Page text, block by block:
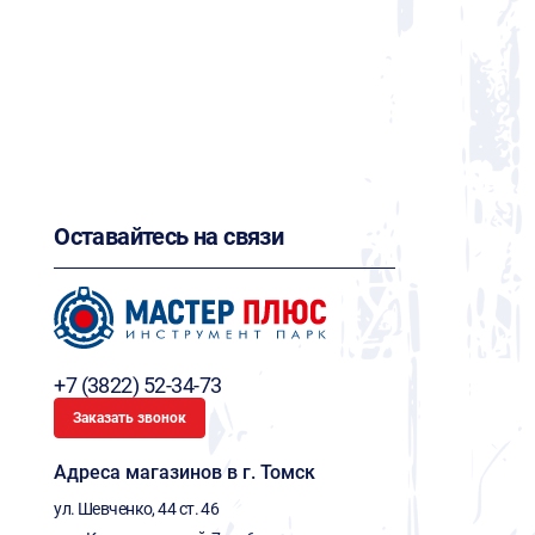
Оставайтесь на связи
+7 (3822) 52-34-73
Заказать звонок
Адреса магазинов в г. Томск
ул. Шевченко, 44 ст. 46